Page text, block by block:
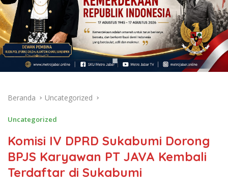
Beranda Uncategorized
Uncategorized
Komisi IV DPRD Sukabumi Dorong
BPJS Karyawan PT JAVA Kembali
Terdaftar di Sukabumi